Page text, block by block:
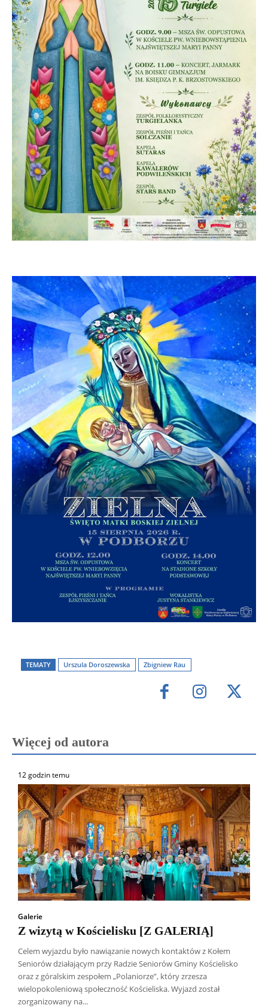
TEMATY Urszula Doroszewska Zbigniew Rau
Więcej od autora
12 godzin temu
Galerie
Z wizytą w Kościelisku [Z GALERIĄ]
Celem wyjazdu było nawiązanie nowych kontaktów z Kołem
Seniorów działającym przy Radzie Seniorów Gminy Kościelisko
oraz z góralskim zespołem „Polaniorze”, który zrzesza
wielopokoleniową społeczność Kościeliska. Wyjazd został
zorganizowany na...